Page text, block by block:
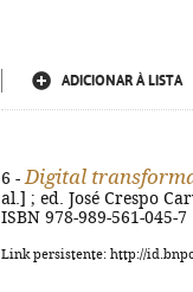
ADICIONAR À LISTA
6 - Digital
al.] ; ed. José Crespo
ISBN 978-989-561-045-7
Link persistente: http://